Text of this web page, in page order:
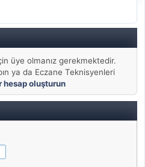
üye olmanız gerekmektedir.
ya da Eczane Teknisyenleri
hesap oluşturun